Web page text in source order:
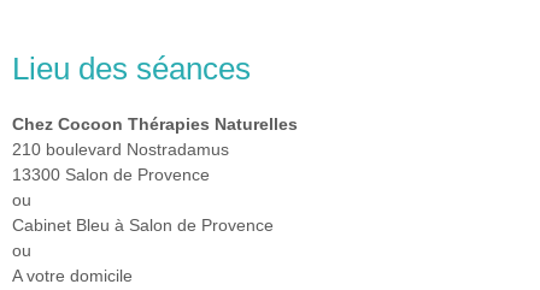
Lieu des séances
Chez Cocoon Thérapies Naturelles
210 boulevard Nostradamus
13300 Salon de Provence
ou
Cabinet Bleu à Salon de Provence
ou
A votre domicile